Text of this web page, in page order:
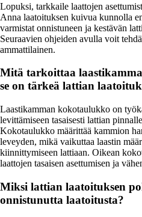
Lopuksi, tarkkaile laattojen
Anna laatoituksen kuivua kunnolla
varmistat onnistuneen ja kestävän
Seuraavien ohjeiden avulla voit
ammattilainen.
Mitä tarkoittaa
se on tärkeä lattian
Laastikamman kokotaulukko on
levittämiseen tasaisesti lattian
Kokotaulukko määrittää kammion
leveyden, mikä vaikuttaa laastin
kiinnittymiseen lattiaan. Oikean
laattojen tasaisen asettumisen ja
Miksi lattian laatoituksen
onnistunutta laatoitusta?